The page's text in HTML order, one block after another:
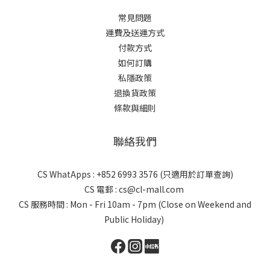
常見問題
運費及送運方式
付款方式
如何訂購
私隱政策
退換貨政策
條款與細則
聯絡我們
CS WhatApps : +852 6993 3576 (只適用於訂單查詢)
CS 電郵 : cs@cl-mall.com
CS 服務時間 : Mon - Fri 10am - 7pm (Close on Weekend and
Public Holiday)